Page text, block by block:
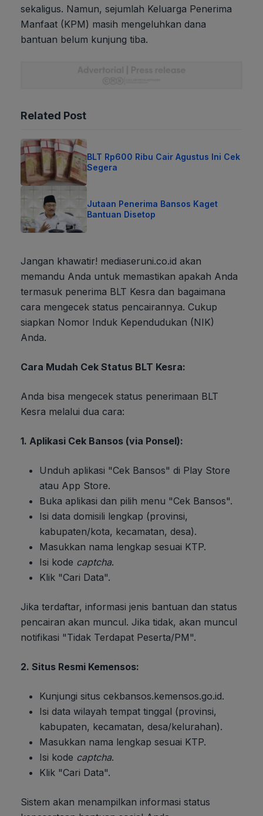
sekaligus. Namun, sejumlah Keluarga Penerima
Manfaat (KPM) masih mengeluhkan dana
bantuan belum kunjung tiba.
Related Post
BLT Rp600 Ribu Cair Agustus Ini Cek
Segera
Jutaan Penerima Bansos Kaget
Bantuan Disetop
Jangan khawatir! mediaseruni.co.id akan
memandu Anda untuk memastikan apakah Anda
termasuk penerima BLT Kesra dan bagaimana
cara mengecek status pencairannya. Cukup
siapkan Nomor Induk Kependudukan (NIK)
Anda.
Cara Mudah Cek Status BLT Kesra:
Anda bisa mengecek status penerimaan BLT
Kesra melalui dua cara:
1. Aplikasi Cek Bansos (via Ponsel):
Unduh aplikasi "Cek Bansos" di Play Store
atau App Store.
Buka aplikasi dan pilih menu "Cek Bansos".
Isi data domisili lengkap (provinsi,
kabupaten/kota, kecamatan, desa).
Masukkan nama lengkap sesuai KTP.
Isi kode captcha.
Klik "Cari Data".
Jika terdaftar, informasi jenis bantuan dan status
pencairan akan muncul. Jika tidak, akan muncul
notifikasi "Tidak Terdapat Peserta/PM".
2. Situs Resmi Kemensos:
Kunjungi situs cekbansos.kemensos.go.id.
Isi data wilayah tempat tinggal (provinsi,
kabupaten, kecamatan, desa/kelurahan).
Masukkan nama lengkap sesuai KTP.
Isi kode captcha.
Klik "Cari Data".
Sistem akan menampilkan informasi status